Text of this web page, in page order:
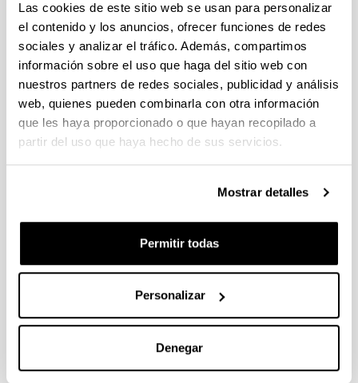
Las cookies de este sitio web se usan para personalizar
el contenido y los anuncios, ofrecer funciones de redes
sociales y analizar el tráfico. Además, compartimos
información sobre el uso que haga del sitio web con
nuestros partners de redes sociales, publicidad y análisis
web, quienes pueden combinarla con otra información
que les haya proporcionado o que hayan recopilado a
partir del uso que haya hecho de sus servicios.
Mostrar detalles
Permitir todas
Personalizar
Denegar
Daniel Losada, José Miguel Correa, José Miguel
Blanco, Aingeru Gutiérrez-Cabello Aprendizaje
Ubicuo apoyado por TIC e Indagación Nómada en
los trabajos Fin de Grado de Educación XXII
Jornadas Universitarias de Tecnología Educativa,
179 - 181 - 978-84158-1612-6
2013
2010
Anteriores